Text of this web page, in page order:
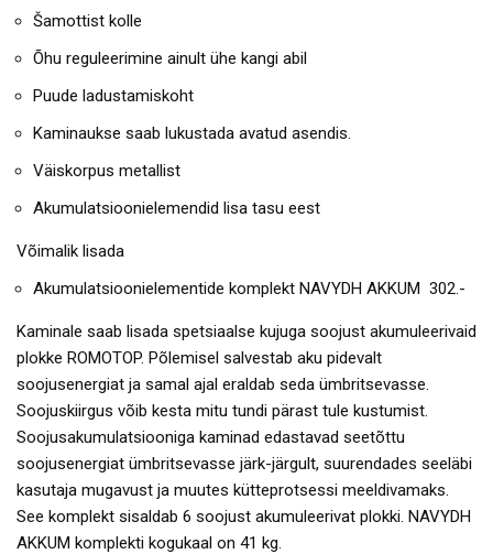
Šamottist kolle
Õhu reguleerimine ainult ühe kangi abil
Puude ladustamiskoht
Kaminaukse saab lukustada avatud asendis.
Väiskorpus metallist
Akumulatsioonielemendid lisa tasu eest
Võimalik lisada
Akumulatsioonielementide komplekt NAVYDH AKKUM 302.-
Kaminale saab lisada spetsiaalse kujuga soojust akumuleerivaid
plokke ROMOTOP. Põlemisel salvestab aku pidevalt
soojusenergiat ja samal ajal eraldab seda ümbritsevasse.
Soojuskiirgus võib kesta mitu tundi pärast tule kustumist.
Soojusakumulatsiooniga kaminad edastavad seetõttu
soojusenergiat ümbritsevasse järk-järgult, suurendades seeläbi
kasutaja mugavust ja muutes kütteprotsessi meeldivamaks.
See komplekt sisaldab 6 soojust akumuleerivat plokki. NAVYDH
AKKUM komplekti kogukaal on 41 kg.